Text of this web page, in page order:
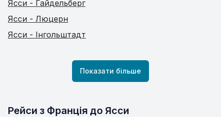
Ясси - Гайдельберг
Ясси - Люцерн
Ясси - Інгольштадт
Показати більше
Рейси з Франція до Ясси